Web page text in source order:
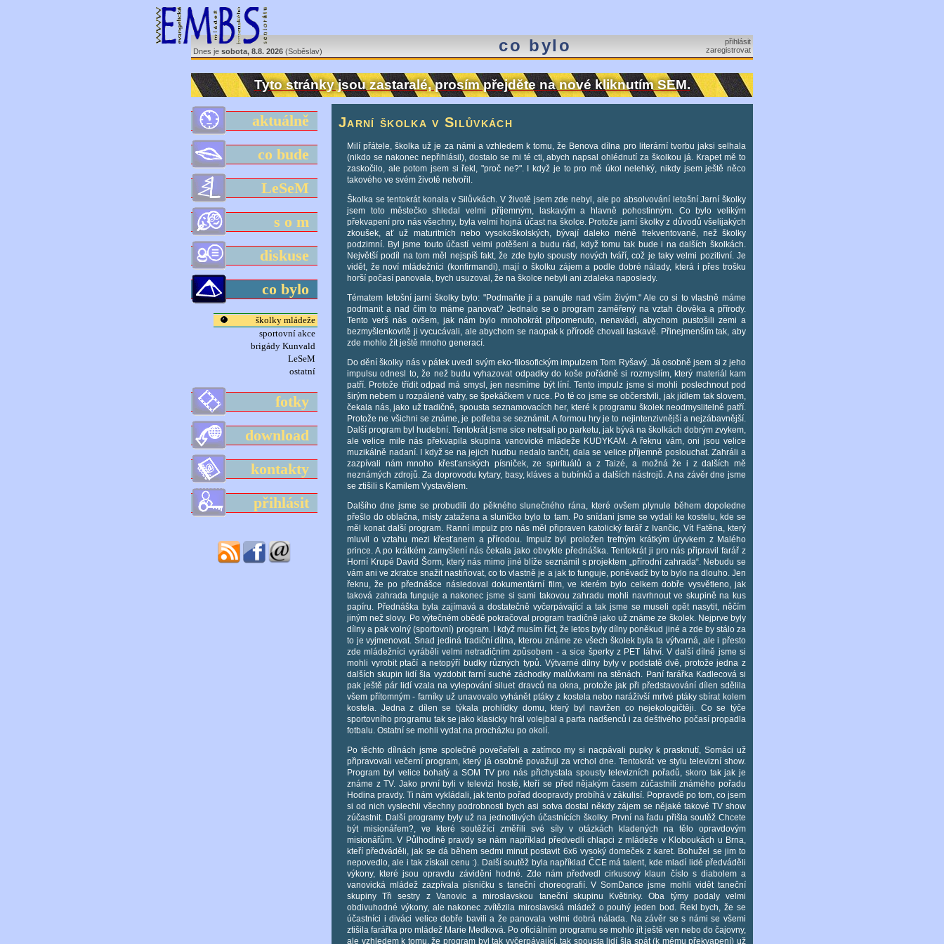
Dnes je sobota, 8.8. 2026 (Soběslav) co bylo
přihlásit
zaregistrovat
Tyto stránky jsou zastaralé, prosím přejděte na nové kliknutím SEM.
aktuálně
co bude
LeSeM
s o m
diskuse
co bylo
školky mládeže
sportovní akce
brigády Kunvald
LeSeM
ostatní
fotky
download
kontakty
přihlásit
Jarní školka v Silůvkách
Milí přátele, školka už je za námi a vzhledem k tomu, že Benova dílna pro literární tvorbu jaksi selhala
(nikdo se nakonec nepřihlásil), dostalo se mi té cti, abych napsal ohlédnutí za školkou já. Krapet mě to
zaskočilo, ale potom jsem si řekl, "proč ne?". I když je to pro mě úkol nelehký, nikdy jsem ještě něco
takového ve svém životě netvořil.
Školka se tentokrát konala v Silůvkách. V životě jsem zde nebyl, ale po absolvování letošní Jarní školky
jsem toto městečko shledal velmi příjemným, laskavým a hlavně pohostinným. Co bylo velikým
překvapení pro nás všechny, byla velmi hojná účast na školce. Protože jarní školky z důvodů všelijakých
zkoušek, ať už maturitních nebo vysokoškolských, bývají daleko méně frekventované, než školky
podzimní. Byl jsme touto účastí velmi potěšeni a budu rád, když tomu tak bude i na dalších školkách.
Největší podíl na tom měl nejspíš fakt, že zde bylo spousty nových tváří, což je taky velmi pozitivní. Je
vidět, že noví mládežníci (konfirmandi), mají o školku zájem a podle dobré nálady, která i přes trošku
horší počasí panovala, bych usuzoval, že na školce nebyli ani zdaleka naposledy.
Tématem letošní jarní školky bylo: "Podmaňte ji a panujte nad vším živým." Ale co si to vlastně máme
podmanit a nad čím to máme panovat? Jednalo se o program zaměřený na vztah člověka a přírody.
Tento verš nás ovšem, jak nám bylo mnohokrát připomenuto, nenavádí, abychom pustošili zemi a
bezmyšlenkovitě ji vycucávali, ale abychom se naopak k přírodě chovali laskavě. Přinejmenším tak, aby
zde mohlo žít ještě mnoho generací.
Do dění školky nás v pátek uvedl svým eko-filosofickým impulzem Tom Ryšavý. Já osobně jsem si z jeho
impulsu odnesl to, že než budu vyhazovat odpadky do koše pořádně si rozmyslím, který materiál kam
patří. Protože třídit odpad má smysl, jen nesmíme být líní. Tento impulz jsme si mohli poslechnout pod
širým nebem u rozpálené vatry, se špekáčkem v ruce. Po té co jsme se občerstvili, jak jídlem tak slovem,
čekala nás, jako už tradičně, spousta seznamovacích her, které k programu školek neodmyslitelně patří.
Protože ne všichni se známe, je potřeba se seznámit. A formou hry je to nejintenzivnější a nejzábavnější.
Další program byl hudební. Tentokrát jsme sice netrsali po parketu, jak bývá na školkách dobrým zvykem,
ale velice mile nás překvapila skupina vanovické mládeže KUDYKAM. A řeknu vám, oni jsou velice
muzikálně nadaní. I když se na jejich hudbu nedalo tančit, dala se velice příjemně poslouchat. Zahráli a
zazpívali nám mnoho křesťanských písniček, ze spirituálů a z Taizé, a možná že i z dalších mě
neznámých zdrojů. Za doprovodu kytary, basy, kláves a bubínků a dalších nástrojů. A na závěr dne jsme
se ztišili s Kamilem Vystavělem.
Dalšího dne jsme se probudili do pěkného slunečného rána, které ovšem plynule během dopoledne
přešlo do oblačna, místy zatažena a sluníčko bylo to tam. Po snídani jsme se vydali ke kostelu, kde se
měl konat další program. Ranní impulz pro nás měl připraven katolický farář z Ivančic, Vít Fatěna, který
mluvil o vztahu mezi křesťanem a přírodou. Impulz byl proložen trefným krátkým úryvkem z Malého
prince. A po krátkém zamyšlení nás čekala jako obvykle přednáška. Tentokrát ji pro nás připravil farář z
Horní Krupé David Šorm, který nás mimo jiné blíže seznámil s projektem „přírodní zahrada“. Nebudu se
vám ani ve zkratce snažit nastiňovat, co to vlastně je a jak to funguje, poněvadž by to bylo na dlouho. Jen
řeknu, že po přednášce následoval dokumentární film, ve kterém bylo celkem dobře vysvětleno, jak
taková zahrada funguje a nakonec jsme si sami takovou zahradu mohli navrhnout ve skupině na kus
papíru. Přednáška byla zajímavá a dostatečně vyčerpávající a tak jsme se museli opět nasytit, něčím
jiným než slovy. Po výtečném obědě pokračoval program tradičně jako už známe ze školek. Nejprve byly
dílny a pak volný (sportovní) program. I když musím říct, že letos byly dílny poněkud jiné a zde by stálo za
to je vyjmenovat. Snad jediná tradiční dílna, kterou známe ze všech školek byla ta výtvarná, ale i přesto
zde mládežníci vyráběli velmi netradičním způsobem - a sice šperky z PET láhví. V další dílně jsme si
mohli vyrobit ptačí a netopýří budky různých typů. Výtvarné dílny byly v podstatě dvě, protože jedna z
dalších skupin lidí šla vyzdobit farní suché záchodky malůvkami na stěnách. Paní farářka Kadlecová si
pak ještě pár lidí vzala na vylepování siluet dravců na okna, protože jak při představování dílen sdělila
všem přítomným - farníky už unavovalo vyhánět ptáky z kostela nebo naráživší mrtvé ptáky sbírat kolem
kostela. Jedna z dílen se týkala prohlídky domu, který byl navržen co nejekologičtěji. Co se týče
sportovního programu tak se jako klasicky hrál volejbal a parta nadšenců i za deštivého počasí propadla
fotbalu. Ostatní se mohli vydat na procházku po okolí.
Po těchto dílnách jsme společně povečeřeli a zatímco my si nacpávali pupky k prasknutí, Somáci už
připravovali večerní program, který já osobně považuji za vrchol dne. Tentokrát ve stylu televizní show.
Program byl velice bohatý a SOM TV pro nás přichystala spousty televizních pořadů, skoro tak jak je
známe z TV. Jako první byli v televizi hosté, kteří se před nějakým časem zúčastnili známého pořadu
Hodina pravdy. Ti nám vykládali, jak tento pořad doopravdy probíhá v zákulisí. Popravdě po tom, co jsem
si od nich vyslechli všechny podrobnosti bych asi sotva dostal někdy zájem se nějaké takové TV show
zúčastnit. Další programy byly už na jednotlivých účastnících školky. První na řadu přišla soutěž Chcete
být misionářem?, ve které soutěžící změřili své síly v otázkách kladených na tělo opravdovým
misionářům. V Půlhodině pravdy se nám například předvedli chlapci z mládeže v Kloboukách u Brna,
kteří předváděli, jak se dá během sedmi minut postavit 6x6 vysoký domeček z karet. Bohužel se jim to
nepovedlo, ale i tak získali cenu :). Další soutěž byla například ČCE má talent, kde mladí lidé předváděli
výkony, které jsou opravdu záviděni hodné. Zde nám předvedl cirkusový klaun číslo s diabolem a
vanovická mládež zazpívala písničku s taneční choreografií. V SomDance jsme mohli vidět taneční
skupiny Tři sestry z Vanovic a miroslavskou taneční skupinu Květinky. Oba týmy podaly velmi
obdivuhodné výkony, ale nakonec zvítězila miroslavská mládež o pouhý jeden bod. Řekl bych, že se
účastníci i diváci velice dobře bavili a že panovala velmi dobrá nálada. Na závěr se s námi se všemi
ztišila farářka pro mládež Marie Medková. Po oficiálním programu se mohlo jít ještě ven nebo do čajovny,
ale vzhledem k tomu, že program byl tak vyčerpávající, tak spousta lidí šla spát (k mému překvapení) už